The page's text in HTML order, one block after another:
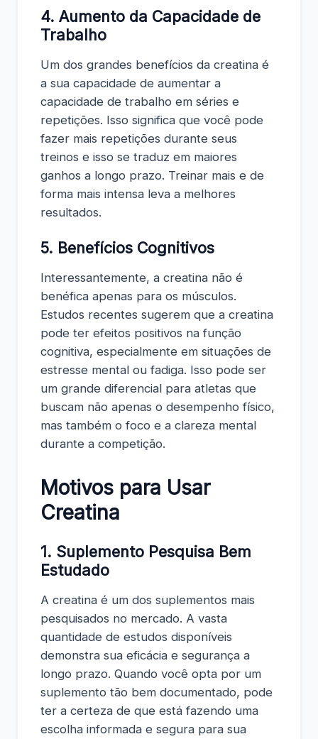
4. Aumento da Capacidade de
Trabalho
Um dos grandes benefícios da creatina é
a sua capacidade de aumentar a
capacidade de trabalho em séries e
repetições. Isso significa que você pode
fazer mais repetições durante seus
treinos e isso se traduz em maiores
ganhos a longo prazo. Treinar mais e de
forma mais intensa leva a melhores
resultados.
5. Benefícios Cognitivos
Interessantemente, a creatina não é
benéfica apenas para os músculos.
Estudos recentes sugerem que a creatina
pode ter efeitos positivos na função
cognitiva, especialmente em situações de
estresse mental ou fadiga. Isso pode ser
um grande diferencial para atletas que
buscam não apenas o desempenho físico,
mas também o foco e a clareza mental
durante a competição.
Motivos para Usar
Creatina
1. Suplemento Pesquisa Bem
Estudado
A creatina é um dos suplementos mais
pesquisados no mercado. A vasta
quantidade de estudos disponíveis
demonstra sua eficácia e segurança a
longo prazo. Quando você opta por um
suplemento tão bem documentado, pode
ter a certeza de que está fazendo uma
escolha informada e segura para sua